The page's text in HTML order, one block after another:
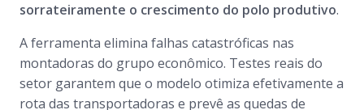
sorrateiramente o crescimento do polo produtivo.
A ferramenta elimina falhas catastróficas nas
montadoras do grupo econômico. Testes reais do
setor garantem que o modelo otimiza efetivamente a
rota das transportadoras e prevê as quedas de